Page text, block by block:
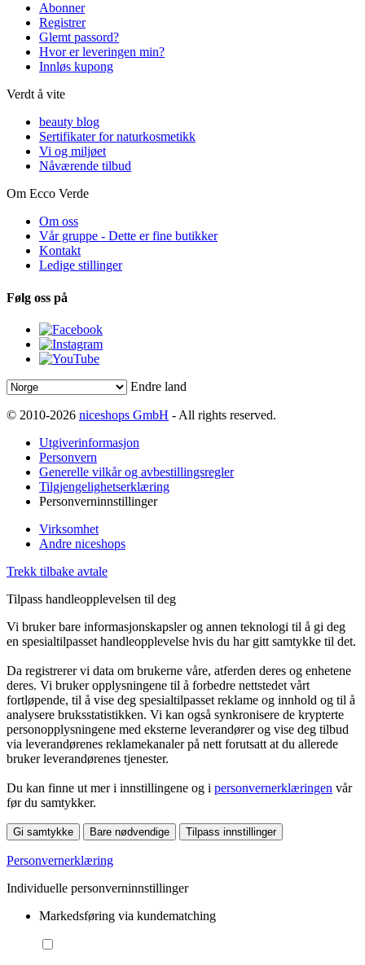
Abonner
Registrer
Glemt passord?
Hvor er leveringen min?
Innløs kupong
Verdt å vite
beauty blog
Sertifikater for naturkosmetikk
Vi og miljøet
Nåværende tilbud
Om Ecco Verde
Om oss
Vår gruppe - Dette er fine butikker
Kontakt
Ledige stillinger
Følg oss på
Endre land
© 2010-2026 niceshops GmbH - All rights reserved.
Utgiverinformasjon
Personvern
Generelle vilkår og avbestillingsregler
Tilgjengelighetserklæring
Personverninnstillinger
Virksomhet
Andre niceshops
Trekk tilbake avtale
Tilpass handleopplevelsen til deg
Vi bruker bare informasjonskapsler og annen teknologi til å gi deg
en spesialtilpasset handleopplevelse hvis du har gitt samtykke til det.
Da registrerer vi data om brukerne våre, atferden deres og enhetene
deres. Vi bruker opplysningene til å forbedre nettstedet vårt
fortløpende, til å vise deg spesialtilpasset reklame og innhold og til å
analysere bruksstatistikken. Vi kan også synkronisere de krypterte
personopplysningene med eksterne leverandører og vise deg tilbud
via leverandørenes reklamekanaler på nett forutsatt at du allerede
bruker leverandørenes tjenester.
Du kan finne ut mer i innstillingene og i personvernerklæringen vår
før du samtykker.
Gi samtykke Bare nødvendige Tilpass innstillinger
Personvernerklæring
Individuelle personverninnstillinger
Markedsføring via kundematching